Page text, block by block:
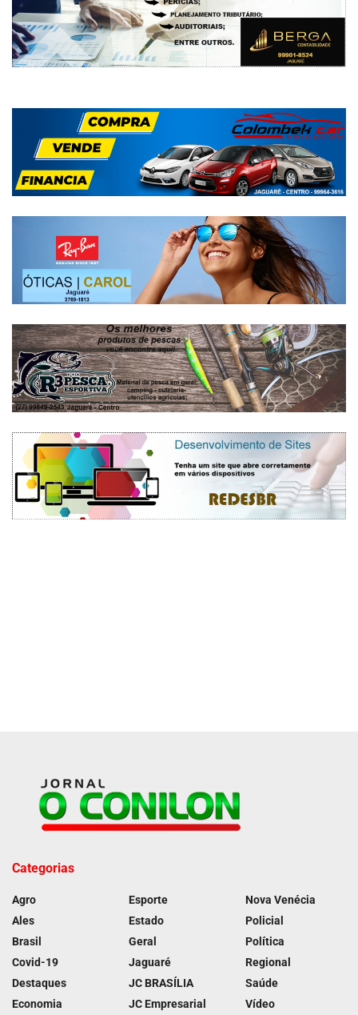
Categorias
Agro
Ales
Brasil
Covid-19
Destaques
Economia
Esporte
Estado
Geral
Jaguaré
JC BRASÍLIA
JC Empresarial
Nova Venécia
Policial
Política
Regional
Saúde
Vídeo